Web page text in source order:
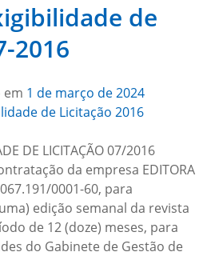
de
2016
em 1 de março de 2024
de Licitação 2016
DE LICITAÇÃO 07/2016
da empresa EDITORA
0001-60, para
edição semanal da revista
de 12 (doze) meses, para
do Gabinete de Gestão de